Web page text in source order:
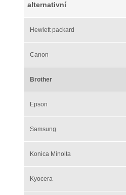
alternativní
Hewlett packard
Canon
Brother
Epson
Samsung
Konica Minolta
Kyocera